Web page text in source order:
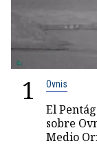
1 Ovnis
El
sobre
Medio